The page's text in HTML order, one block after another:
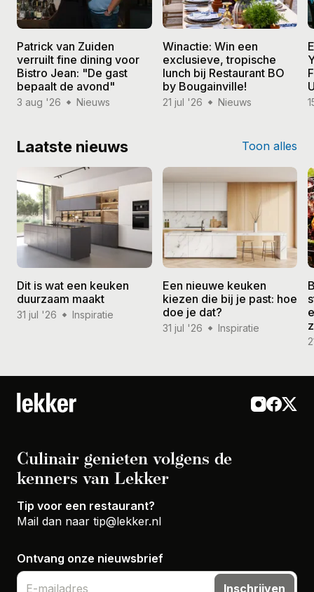
Patrick van Zuiden
verruilt fine dining voor
Bistro Jean: "De gast
bepaalt de avond"
3 aug '26 Nieuws
Winactie: Win een
exclusieve, tropische
lunch bij Restaurant BO
by Bougainville!
21 jul '26 Nieuws
Laatste nieuws Toon alles
Dit is wat een keuken
duurzaam maakt
31 jul '26 Inspiratie
Een nieuwe keuken
kiezen die bij je past: hoe
doe je dat?
31 jul '26 Inspiratie
Culinair genieten volgens de
kenners van Lekker
Tip voor een restaurant?
Mail dan naar tip@lekker.nl
Ontvang onze nieuwsbrief
Inschrijven